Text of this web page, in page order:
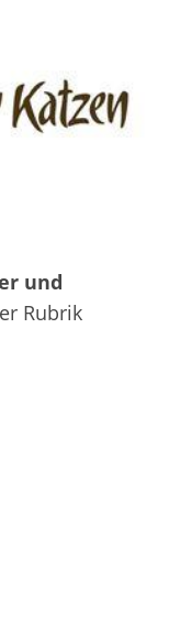
und
Rubrik